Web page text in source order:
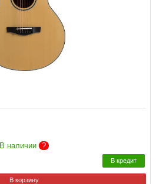
В наличии ?
В кредит